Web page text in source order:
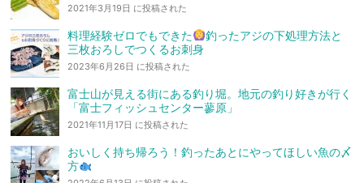
2021年3月19日 に投稿された
料理経験ゼロでもできた
釣ったアジの下処理方法と
三枚おろしでつくるお刺身
2023年6月26日 に投稿された
富士山が見える街にある釣り堀。地元の釣り好きが行く
「富士フィッシュセンター蓼原」
2021年11月17日 に投稿された
おいしく持ち帰ろう！釣ったあとにやってほしい魚の〆
方